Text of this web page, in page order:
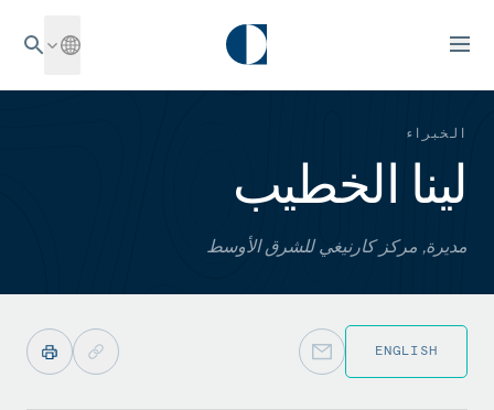
الخبراء
لينا الخطيب
مديرة, مركز كارنيغي للشرق الأوسط
ENGLISH